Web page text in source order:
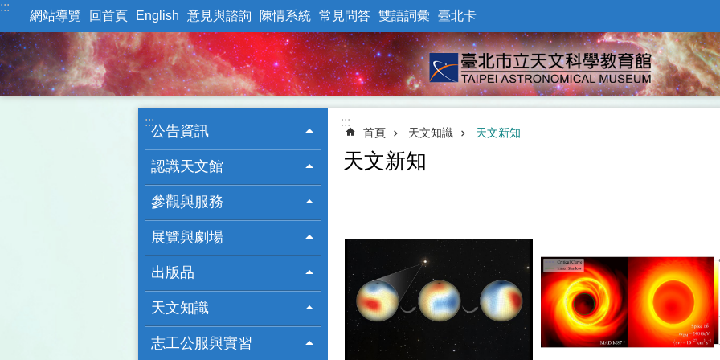
跳到主要內容區塊
:::
網站導覽 回首頁 English 意見與諮詢 陳情系統 常見問答 雙語詞彙 臺北卡
:::
公告資訊
認識天文館
參觀與服務
展覽與劇場
出版品
天文知識
志工公服與實習
:::
首頁 天文知識 天文新知
天文新知